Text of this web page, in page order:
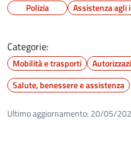
Polizia Assistenza agli
Categorie:
Mobilità e trasporti
Salute, benessere e assistenza
Ultimo aggiornamento: 20/05/